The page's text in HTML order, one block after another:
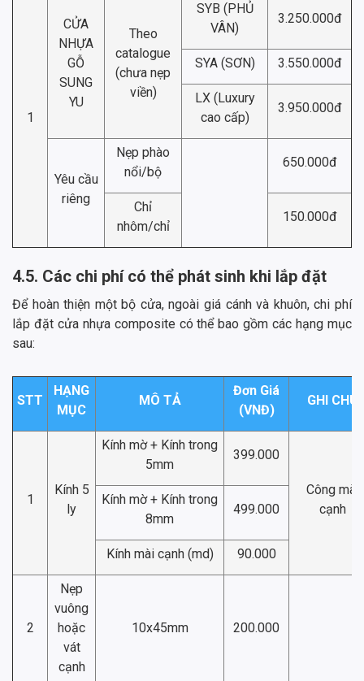
1
CỬA
NHỰA
GỖ
SUNG
YU
Theo
catalogue
(chưa nẹp
viền)
SYB (PHỦ
VÂN)
3.250.000đ
SYA (SƠN) 3.550.000đ
LX (Luxury
cao cấp)
3.950.000đ
Yêu cầu
riêng
Nẹp phào
nổi/bộ
650.000đ
Chỉ
nhôm/chỉ
150.000đ
4.5. Các chi phí có thể phát sinh khi lắp đặt
Để hoàn thiện một bộ cửa, ngoài giá cánh và khuôn, chi phí
lắp đặt cửa nhựa composite có thể bao gồm các hạng mục
sau:
STT
HẠNG
MỤC
MÔ TẢ
Đơn Giá
(VNĐ)
GHI CHÚ
1
Kính 5
ly
Kính mờ + Kính trong
5mm
399.000
Công mài
cạnh
Kính mờ + Kính trong
8mm
499.000
Kính mài cạnh (md) 90.000
2
Nẹp
vuông
hoặc
vát
cạnh
10x45mm 200.000